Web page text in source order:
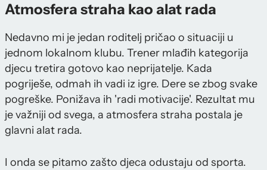
Atmosfera straha kao alat rada
Nedavno mi je jedan roditelj pričao o situaciji u
jednom lokalnom klubu. Trener mlađih kategorija
djecu tretira gotovo kao neprijatelje. Kada
pogriješe, odmah ih vadi iz igre. Dere se zbog svake
pogreške. Ponižava ih 'radi motivacije'. Rezultat mu
je važniji od svega, a atmosfera straha postala je
glavni alat rada.
I onda se pitamo zašto djeca odustaju od sporta.